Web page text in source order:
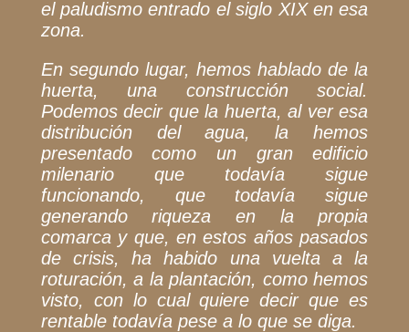
el paludismo entrado el siglo XIX en esa
zona.
En segundo lugar, hemos hablado de la
huerta, una construcción social.
Podemos decir que la huerta, al ver esa
distribución del agua, la hemos
presentado como un gran edificio
milenario que todavía sigue
funcionando, que todavía sigue
generando riqueza en la propia
comarca y que, en estos años pasados
de crisis, ha habido una vuelta a la
roturación, a la plantación, como hemos
visto, con lo cual quiere decir que es
rentable todavía pese a lo que se diga.